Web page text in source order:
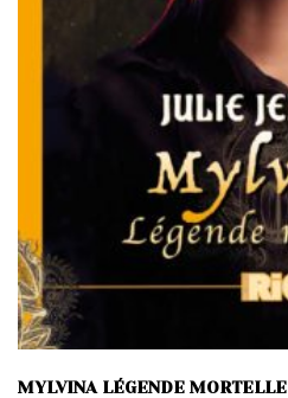
MYLVINA LÉGENDE MORTELLE